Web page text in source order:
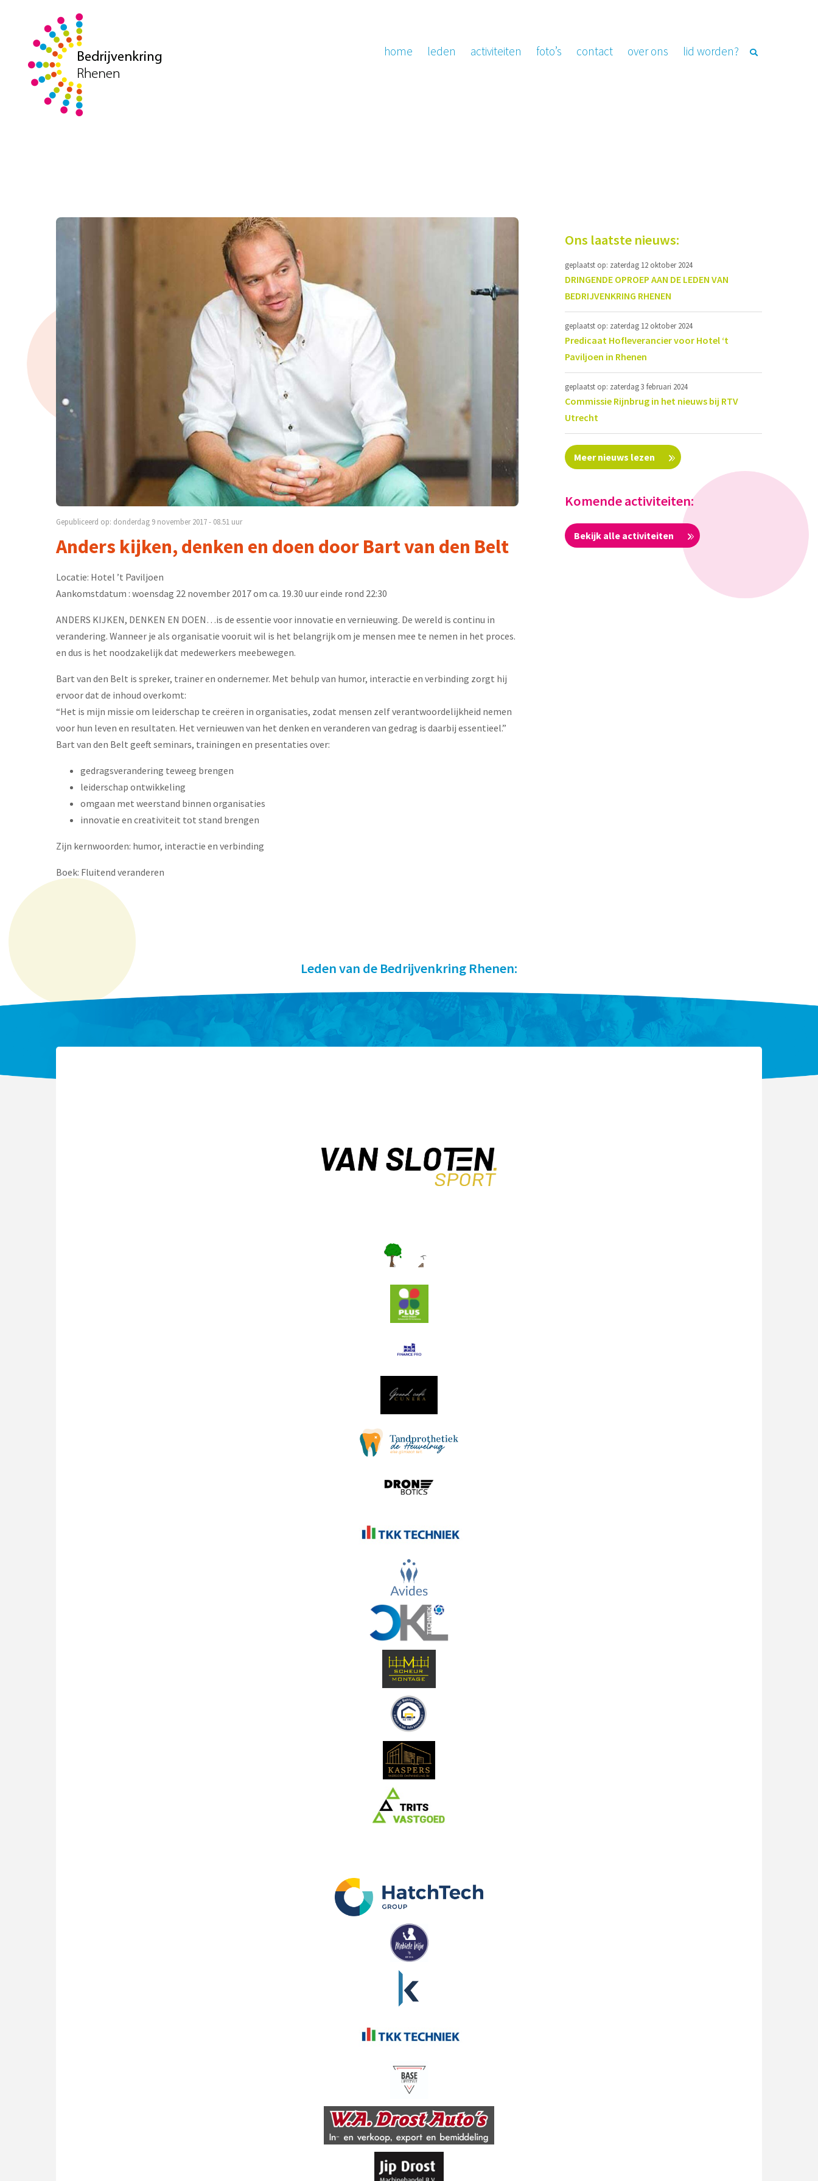
home leden activiteiten foto’s contact over ons lid worden?
Gepubliceerd op: donderdag 9 november 2017 - 08.51 uur
Anders kijken, denken en doen door Bart van den Belt
Locatie: Hotel ’t Paviljoen
Aankomstdatum : woensdag 22 november 2017 om ca. 19.30 uur einde rond 22:30
ANDERS KIJKEN, DENKEN EN DOEN…is de essentie voor innovatie en vernieuwing. De wereld is continu in
verandering. Wanneer je als organisatie vooruit wil is het belangrijk om je mensen mee te nemen in het proces.
en dus is het noodzakelijk dat medewerkers meebewegen.
Bart van den Belt is spreker, trainer en ondernemer. Met behulp van humor, interactie en verbinding zorgt hij
ervoor dat de inhoud overkomt:
“Het is mijn missie om leiderschap te creëren in organisaties, zodat mensen zelf verantwoordelijkheid nemen
voor hun leven en resultaten. Het vernieuwen van het denken en veranderen van gedrag is daarbij essentieel.”
Bart van den Belt geeft seminars, trainingen en presentaties over:
gedragsverandering teweeg brengen
leiderschap ontwikkeling
omgaan met weerstand binnen organisaties
innovatie en creativiteit tot stand brengen
Zijn kernwoorden: humor, interactie en verbinding
Boek: Fluitend veranderen
Ons laatste nieuws:
geplaatst op: zaterdag 12 oktober 2024
DRINGENDE OPROEP AAN DE LEDEN VAN
BEDRIJVENKRING RHENEN
geplaatst op: zaterdag 12 oktober 2024
Predicaat Hofleverancier voor Hotel ‘t
Paviljoen in Rhenen
geplaatst op: zaterdag 3 februari 2024
Commissie Rijnbrug in het nieuws bij RTV
Utrecht
Meer nieuws lezen
Komende activiteiten:
Bekijk alle activiteiten
Leden van de Bedrijvenkring Rhenen: